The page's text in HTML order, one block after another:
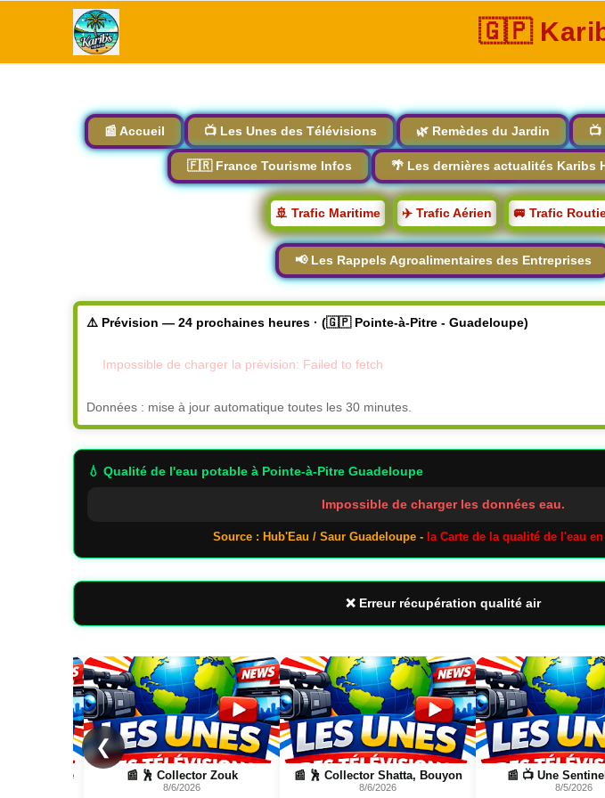
🇬🇵
📰 Accueil 📺 Les Unes des Télévisions 🌿 Remèdes du Jardin 📺
🇫🇷 France Tourisme Infos 🌴 Les dernières actualités Karibs
🚢 Trafic Maritime ✈️ Trafic Aérien 🚐 Trafic
📢 Les Rappels Agroalimentaires des Entreprises
⚠️ Prévision — 24 prochaines heures · (🇬🇵 Pointe-à-Pitre - Guadeloupe)
Impossible de charger la prévision: Failed to fetch
Données : mise à jour automatique toutes les 30 minutes.
💧 Qualité de l'eau potable à Pointe-à-Pitre Guadeloupe
Impossible de charger les données eau.
Source : Hub'Eau / Saur Guadeloupe - la Carte de la qualité de l'eau
❌ Erreur récupération qualité air
❮
Mythologie
Page
📰 🕺 Collector Zouk
8/6/2026
Page
📰 🕺 Collector Shatta, Bouyon
8/6/2026
Page
📰 📺 Une
8/5/2026